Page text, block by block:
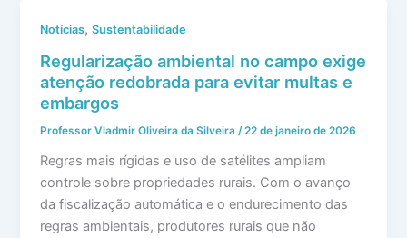
Notícias,Sustentabilidade
Regularização ambiental no campo exige
atenção redobrada para evitar multas e
embargos
Professor Vladmir Oliveira da Silveira/22 de janeiro de 2026
Regras mais rígidas e uso de satélites ampliam
controle sobre propriedades rurais. Com o avanço
da fiscalização automática e o endurecimento das
regras ambientais, produtores rurais que não